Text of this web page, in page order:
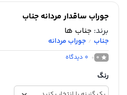
جوراب ساقدار مردانه جناب
برند: جناب ها
جناب / جوراب مردانه
0
0 دیدگاه
رنگ